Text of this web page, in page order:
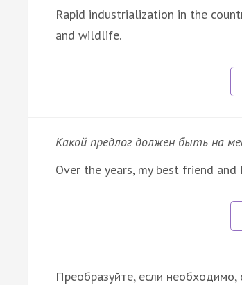
Rapid industrialization in the
and wildlife.
Какой предлог должен быть на
Over the years, my best friend
Преобразуйте, если необходимо,